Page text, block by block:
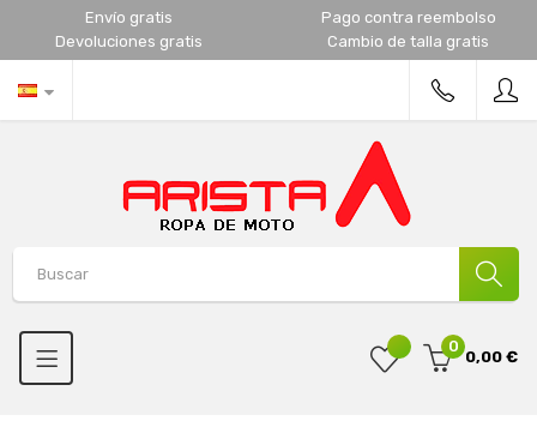
Envío gratis
Pago contra reembolso
Devoluciones gratis
Cambio de talla gratis
0
0,00 €